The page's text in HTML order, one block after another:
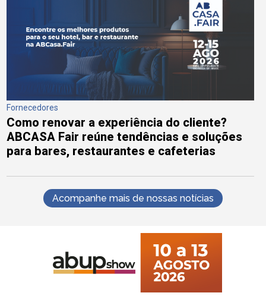
Fornecedores
Como renovar a experiência do cliente?
ABCASA Fair reúne tendências e soluções
para bares, restaurantes e cafeterias
Acompanhe mais de nossas notícias